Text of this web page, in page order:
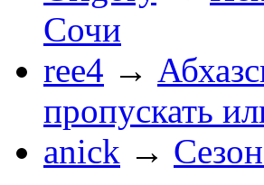
Сочи
ree4 →
пропускать
anick →